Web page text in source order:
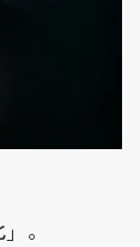
。